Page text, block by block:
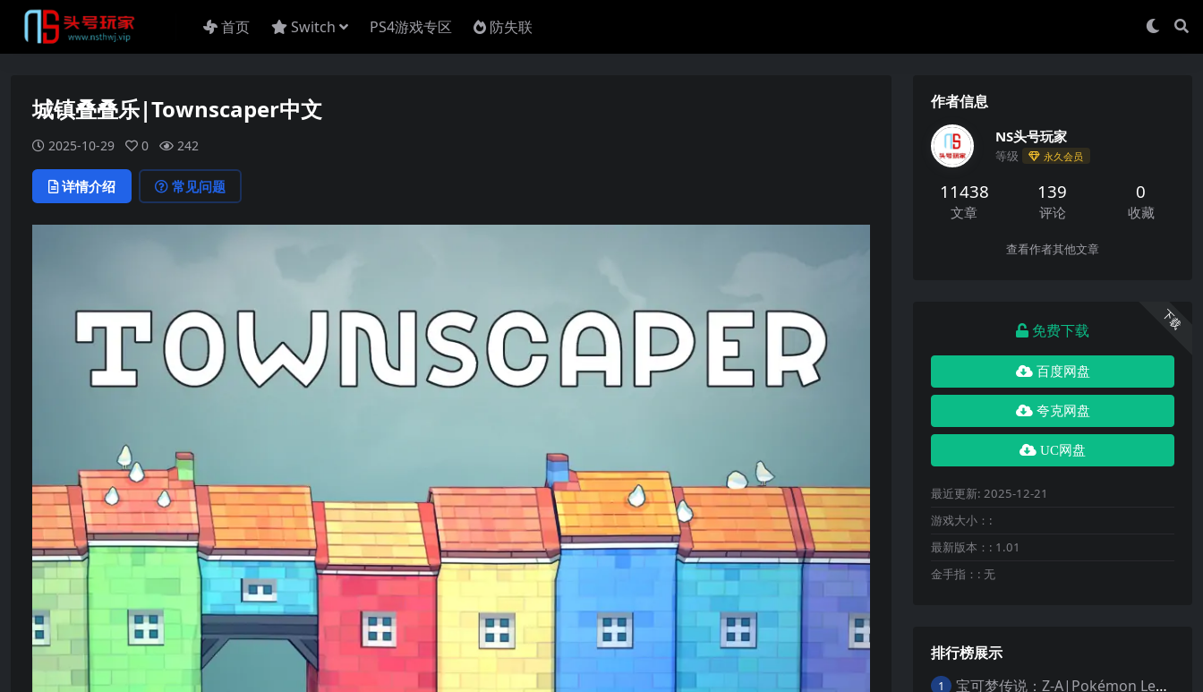
首页 Switch PS4游戏专区 防失联
城镇叠叠乐|Townscaper中文
2025-10-29 0 242
详情介绍 常见问题
作者信息
NS头号玩家
等级 永久会员
11438
文章
139
评论
0
收藏
查看作者其他文章
下载
免费下载
百度网盘
夸克网盘
UC网盘
最近更新: 2025-12-21
游戏大小：:
最新版本：: 1.01
金手指：: 无
排行榜展示
1 宝可梦传说：Z-A|Pokémon Legends: Z-A中文